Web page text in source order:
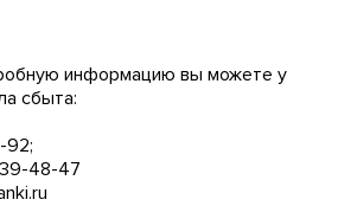
информацию вы можете у
сбыта:
92;
48-47